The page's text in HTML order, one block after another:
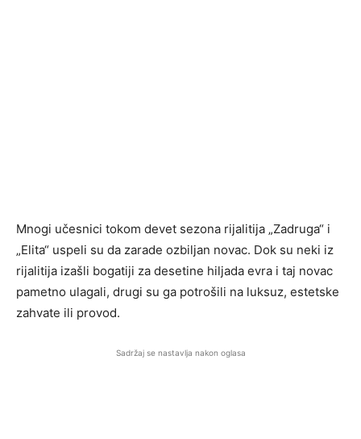
Mnogi učesnici tokom devet sezona rijalitija „Zadruga“ i
„Elita“ uspeli su da zarade ozbiljan novac. Dok su neki iz
rijalitija izašli bogatiji za desetine hiljada evra i taj novac
pametno ulagali, drugi su ga potrošili na luksuz, estetske
zahvate ili provod.
Sadržaj se nastavlja nakon oglasa